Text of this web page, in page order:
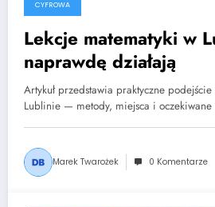
CYFROWA
Lekcje matematyki w
naprawdę działają
Artykuł przedstawia praktyczne
Lublinie — metody, miejsca i
Marek Twarożek 0 Komentarze